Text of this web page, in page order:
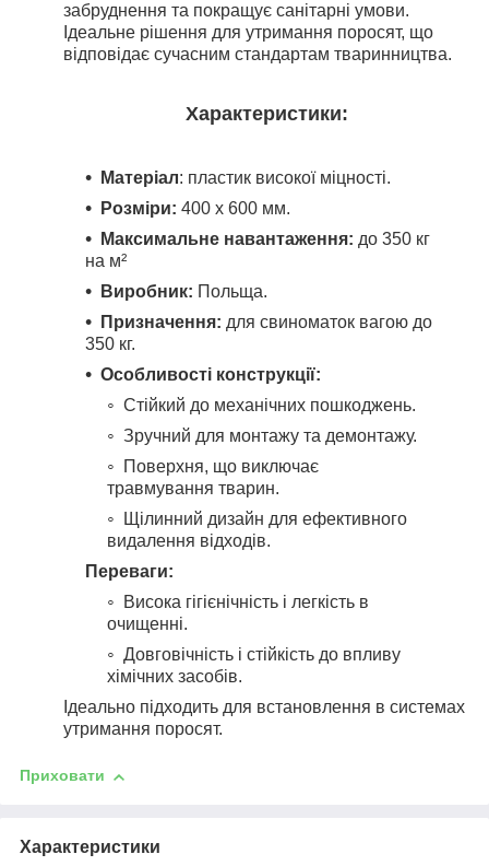
забруднення та покращує санітарні умови.
Ідеальне рішення для утримання поросят, що
відповідає сучасним стандартам тваринництва.
Характеристики:
Матеріал: пластик високої міцності.
Розміри: 400 x 600 мм.
Максимальне навантаження: до 350 кг
на м²
Виробник: Польща.
Призначення: для свиноматок вагою до
350 кг.
Особливості конструкції:
Стійкий до механічних пошкоджень.
Зручний для монтажу та демонтажу.
Поверхня, що виключає
травмування тварин.
Щілинний дизайн для ефективного
видалення відходів.
Переваги:
Висока гігієнічність і легкість в
очищенні.
Довговічність і стійкість до впливу
хімічних засобів.
Ідеально підходить для встановлення в системах
утримання поросят.
Приховати
Характеристики